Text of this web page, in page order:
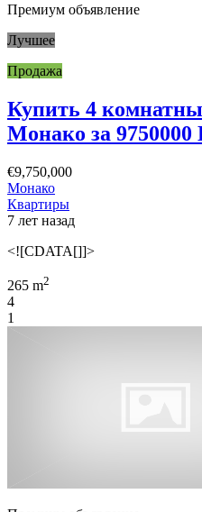
Премиум объявление
Лучшее
Продажа
Купить 4
Монако за 9750000
€9,750,000
Монако
Квартиры
7 лет назад
<![CDATA[]]>
265 m2
4
1